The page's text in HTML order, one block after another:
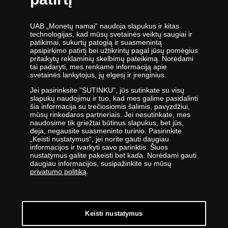
UAB „Monetų namai“ - žymiausių pasaulio monetų kalyklų atstovė ir
oficiali kolekcinių monetų ir medalių platintoja Lietuvoje. Nuo 2009
metų veikianti UAB „Monetų namai“ priklauso „Samlerhuset Group“
įmonių grupei.
Viena didžiausių numizmatinių gaminių platintojų grupė Europoje
,,Samlerhuset Group“ turi padalinius 14-oje Europos šalių, kuriuose
dirba 400 darbuotojų. Įmonių grupei priklauso buvusi valstybinė
seniausia Norvegijos kalykla, veikianti nuo 1686 metų. Norvegijos
kalykla gamina kai kurias oficialias Norvegijos ir kitų šalių monetas,
be to, kasmet kaldina Nobelio taikos premijos medalį. 2012 m.
įmonės apyvarta siekė 400 milijonų eurų.
UAB „Monetų namai“ specialistai nuolatos tobulina savo žinias -
lanko parodas ir aukcionus visame pasaulyje - todėl įmonė savo
UAB „Monetų namai“ naudoja slapukus ir kitas
technologijas, kad mūsų svetainės veiktų saugiai ir
patikimai, sukurtų patogią ir suasmenintą
apsipirkimo patirtį bei užtikrintų pagal jūsų pomėgius
pritaikytų reklaminių skelbimų pateikimą. Norėdami
tai padaryti, mes renkame informaciją apie
svetainės lankytojus, jų elgesį ir įrenginius.
Jei pasirinksite "SUTINKU", jūs sutinkate su visų
slapukų naudojimu ir tuo, kad mes galime pasidalinti
šia informacija su trečiosiomis šalimis, pavyzdžiui,
mūsų rinkodaros partneriais. Jei nesutinkate, mes
naudosime tik griežtai būtinus slapukus, bet jūs,
deja, negausite suasmeninto turinio. Pasirinkite
„Keisti nustatymus“, jei norite gauti daugiau
informacijos ir tvarkyti savo parinktis. Šiuos
nustatymus galite pakeisti bet kada. Norėdami gauti
daugiau informacijos, susipažinkite su mūsų
privatumo politiką
Keisti nustatymus